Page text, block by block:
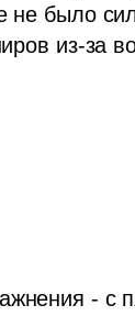
не было
из-за
- с